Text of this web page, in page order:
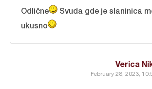
Verica
February 28, 2023,
Odlične
Svuda gde je slaninica
ukusno